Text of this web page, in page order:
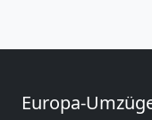
Europa-